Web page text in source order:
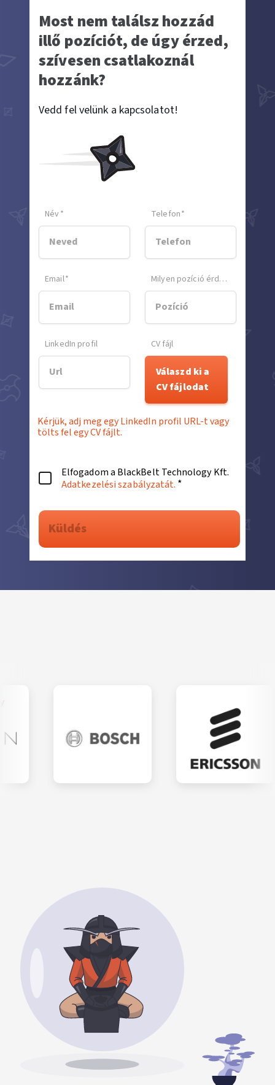
Most nem találsz hozzád
illő pozíciót, de úgy érzed,
szívesen csatlakoznál
hozzánk?
Vedd fel velünk a kapcsolatot!
Név * Telefon*
Email* Milyen pozíció érdekel?
LinkedIn profil CV fájl
Válaszd ki a
CV fájlodat
Kérjük, adj meg egy LinkedIn profil URL-t vagy
tölts fel egy CV fájlt.
Elfogadom a BlackBelt Technology Kft.
Adatkezelési szabályzatát. *
Küldés